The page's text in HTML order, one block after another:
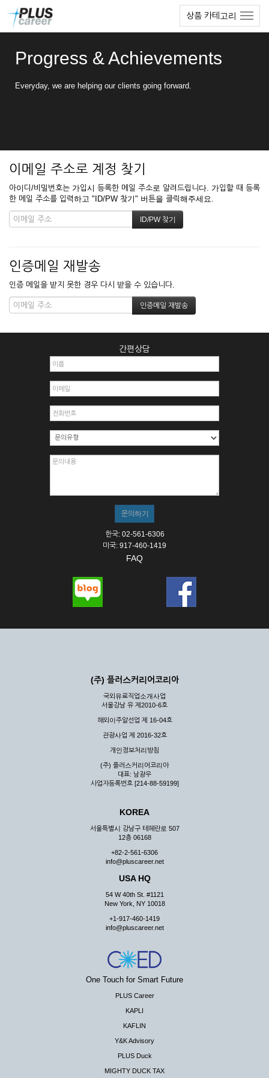
상품 카테고리
Progress & Achievements
Everyday, we are helping our clients going forward.
이메일 주소로 계정 찾기
아이디/비밀번호는 가입시 등록한 메일 주소로 알려드립니다. 가입할 때 등록
한 메일 주소를 입력하고 "ID/PW 찾기" 버튼을 클릭해주세요.
인증메일 재발송
인증 메일을 받지 못한 경우 다시 받을 수 있습니다.
간편상담
한국: 02-561-6306
미국: 917-460-1419
FAQ
(주) 플러스커리어코리아
국외유료직업소개사업
서울강남 유 제2010-6호
해외이주알선업 제 16-04호
관광사업 제 2016-32호
개인정보처리방침
(주) 플러스커리어코리아
대표: 남광우
사업자등록번호 [214-88-59199]
KOREA
서울특별시 강남구 테헤란로 507
12층 06168
+82-2-561-6306
info@pluscareer.net
USA HQ
54 W 40th St. #1121
New York, NY 10018
+1-917-460-1419
info@pluscareer.net
One Touch for Smart Future
PLUS Career
KAPLI
KAFLIN
Y&K Advisory
PLUS Duck
MIGHTY DUCK TAX